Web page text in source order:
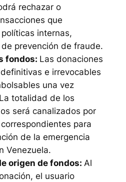
rechazar o
que
internas,
prevención de fraude.
fondos: Las donaciones
e irrevocables
una vez
totalidad de los
será canalizados por
para
de la emergencia
Venezuela.
origen de fondos: Al
el usuario